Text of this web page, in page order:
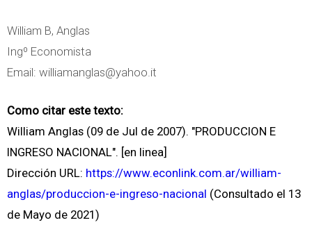
William B, Anglas
Ingº Economista
Email: williamanglas@yahoo.it
Como citar este texto:
William Anglas (09 de Jul de 2007). "PRODUCCION E
INGRESO NACIONAL". [en linea]
Dirección URL: https://www.econlink.com.ar/william-
anglas/produccion-e-ingreso-nacional (Consultado el 13
de Mayo de 2021)